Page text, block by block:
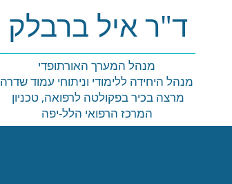
ד"ר איל ברבלק
מנהל המערך האורתופדי
מנהל היחידה ללימודי וניתוחי עמוד שדרה
מרצה בכיר בפקולטה לרפואה, טכניון
המרכז הרפואי הלל-יפה